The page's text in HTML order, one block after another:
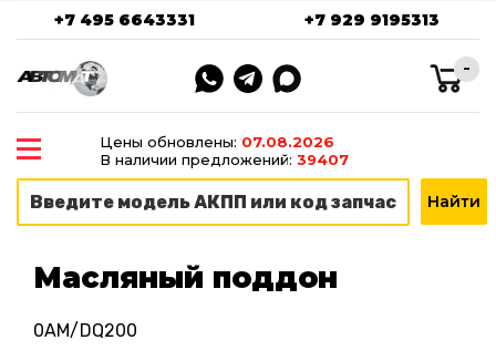
+7 495 6643331 +7 929 9195313
-
Цены обновлены: 07.08.2026
В наличии предложений: 39407
Масляный поддон
0AM/DQ200